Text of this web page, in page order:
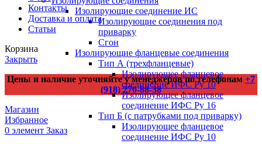
Изолирующие соединение ИС
Изолирующие соединения под
приварку
Сгон
Изолирующие фланцевые соединения
Тип А (трехфланцевые)
Изолирующее фланцевое
соединение ИФС Ру 10
Изолирующее фланцевое
соединение ИФС Ру 16
Тип Б (с патрубками под приварку)
Изолирующее фланцевое
соединение ИФС Ру 10
Контакты
Доставка и оплата
Статьи
Корзина
Закрыть
Цены и наличие уточняйте у менеджеров по телефонам +7
(918) 270-88-38
Магазин
Избранное
0 элемент Заказ